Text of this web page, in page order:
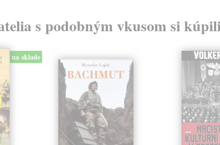
s podobným vkusom si
na sklade